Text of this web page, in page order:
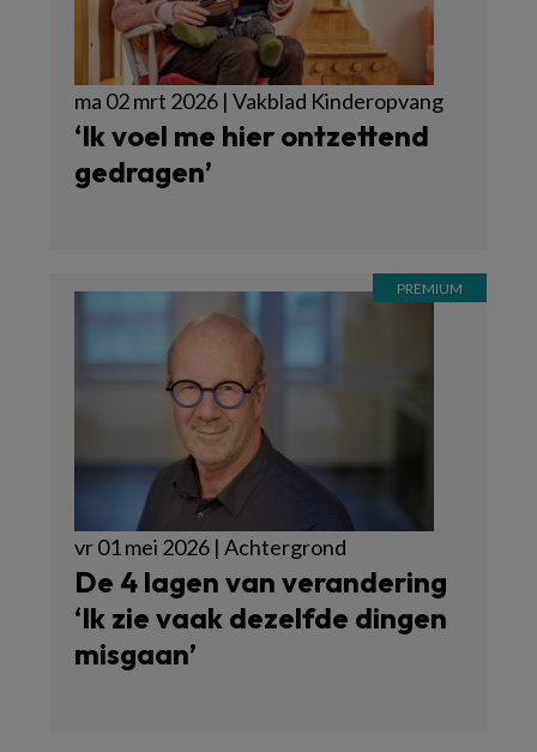
ma 02 mrt 2026 | Vakblad Kinderopvang
‘Ik voel me hier ontzettend
gedragen’
vr 01 mei 2026 | Achtergrond
De 4 lagen van verandering
‘Ik zie vaak dezelfde dingen
misgaan’